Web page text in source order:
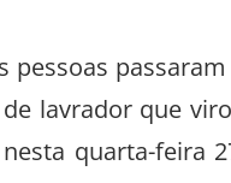
pessoas
lavrador que
quarta-feira